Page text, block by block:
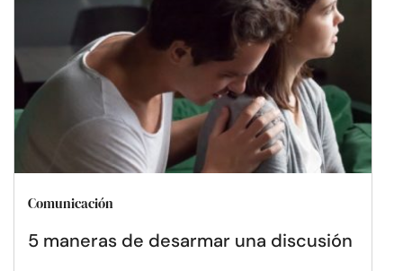
Comunicación
5 maneras de desarmar una discusión